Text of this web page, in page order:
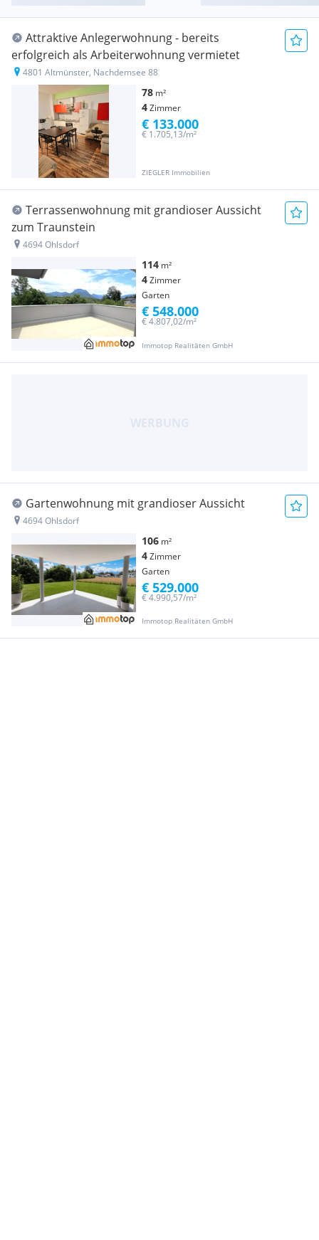
Attraktive Anlegerwohnung - bereits
erfolgreich als Arbeiterwohnung vermietet
4801 Altmünster, Nachdemsee 88
78 m²
4Zimmer
ZIEGLER Immobilien
€ 1.705,13/m²
€ 133.000
Terrassenwohnung mit grandioser Aussicht
zum Traunstein
4694 Ohlsdorf
114 m²
4Zimmer
Garten
Immotop Realitäten GmbH
€ 4.807,02/m²
€ 548.000
Gartenwohnung mit grandioser Aussicht
4694 Ohlsdorf
106 m²
4Zimmer
Garten
Immotop Realitäten GmbH
€ 4.990,57/m²
€ 529.000